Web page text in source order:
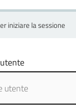
iniziare la sessione